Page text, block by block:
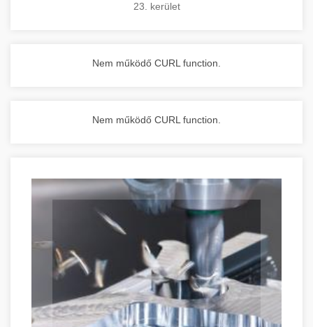
23. kerület
Nem működő CURL function.
Nem működő CURL function.